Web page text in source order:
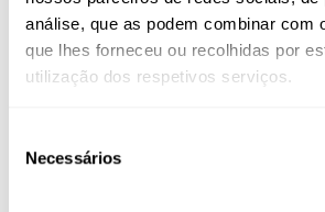
análise, que as podem combinar com
que lhes forneceu ou recolhidas por
utilização dos respetivos serviços.
Necessários